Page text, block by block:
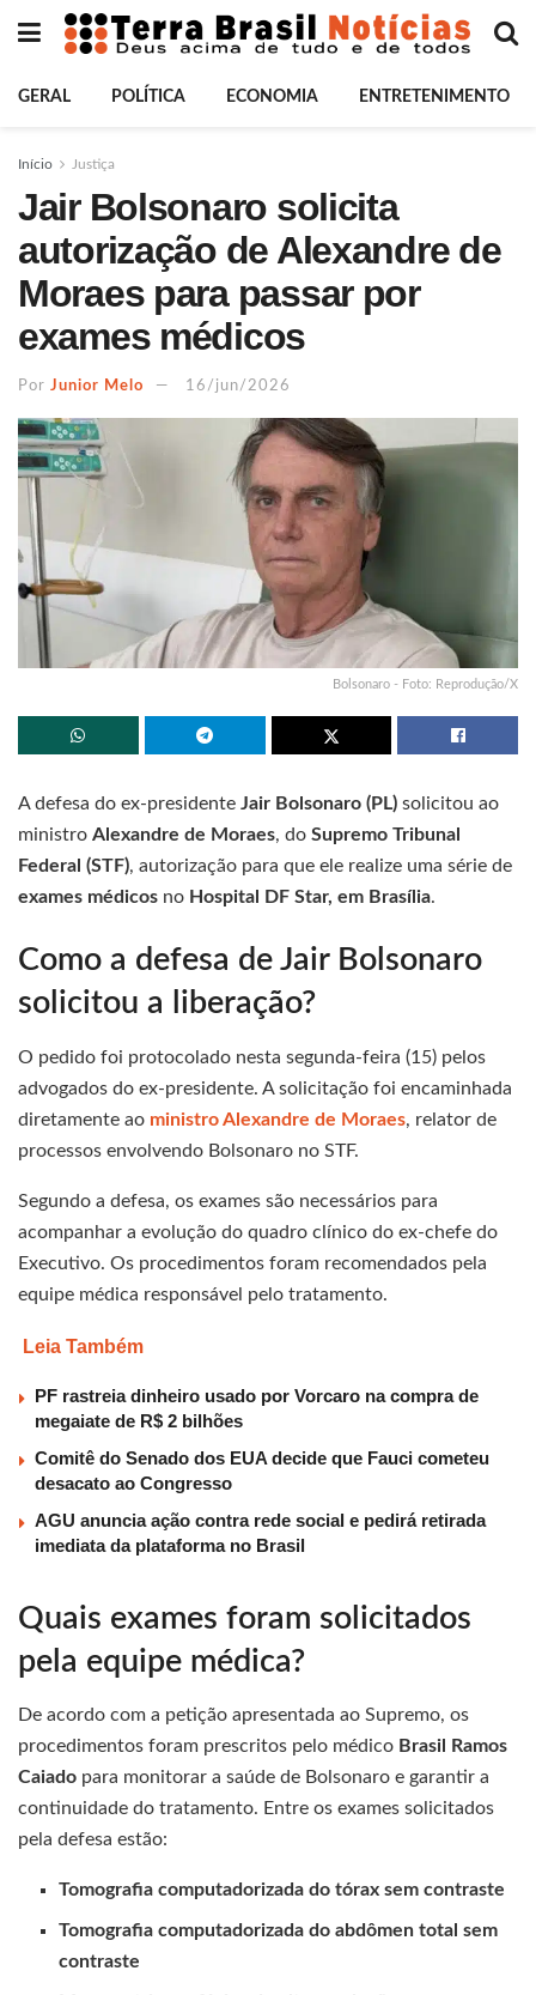
GERAL POLÍTICA ECONOMIA ENTRETENIMENTO
Início Justiça
Jair Bolsonaro solicita
autorização de Alexandre de
Moraes para passar por
exames médicos
Por Junior Melo 16/jun/2026
Bolsonaro - Foto: Reprodução/X
A defesa do ex-presidente Jair Bolsonaro (PL) solicitou ao
ministro Alexandre de Moraes, do Supremo Tribunal
Federal (STF), autorização para que ele realize uma série de
exames médicos no Hospital DF Star, em Brasília.
Como a defesa de Jair Bolsonaro
solicitou a liberação?
O pedido foi protocolado nesta segunda-feira (15) pelos
advogados do ex-presidente. A solicitação foi encaminhada
diretamente ao ministro Alexandre de Moraes, relator de
processos envolvendo Bolsonaro no STF.
Segundo a defesa, os exames são necessários para
acompanhar a evolução do quadro clínico do ex-chefe do
Executivo. Os procedimentos foram recomendados pela
equipe médica responsável pelo tratamento.
Leia Também
PF rastreia dinheiro usado por Vorcaro na compra de
megaiate de R$ 2 bilhões
Comitê do Senado dos EUA decide que Fauci cometeu
desacato ao Congresso
AGU anuncia ação contra rede social e pedirá retirada
imediata da plataforma no Brasil
Quais exames foram solicitados
pela equipe médica?
De acordo com a petição apresentada ao Supremo, os
procedimentos foram prescritos pelo médico Brasil Ramos
Caiado para monitorar a saúde de Bolsonaro e garantir a
continuidade do tratamento. Entre os exames solicitados
pela defesa estão:
Tomografia computadorizada do tórax sem contraste
Tomografia computadorizada do abdômen total sem
contraste